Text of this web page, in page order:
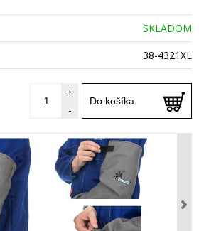
SKLADOM
38-4321XL
Do košíka
+
-